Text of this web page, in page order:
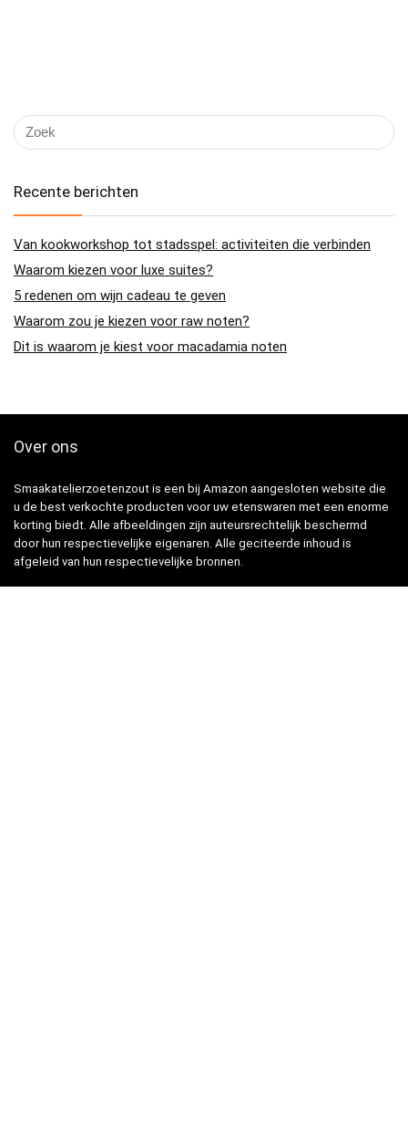
Recente berichten
Van kookworkshop tot stadsspel: activiteiten die verbinden
Waarom kiezen voor luxe suites?
5 redenen om wijn cadeau te geven
Waarom zou je kiezen voor raw noten?
Dit is waarom je kiest voor macadamia noten
Over ons
Smaakatelierzoetenzout is een bij Amazon aangesloten website die
u de best verkochte producten voor uw etenswaren met een enorme
korting biedt. Alle afbeeldingen zijn auteursrechtelijk beschermd
door hun respectievelijke eigenaren. Alle geciteerde inhoud is
afgeleid van hun respectievelijke bronnen.